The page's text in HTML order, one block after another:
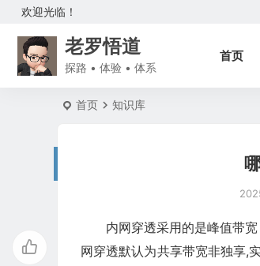
欢迎光临！
老罗悟道
探路 • 体验 • 体系
首页
首页 知识库
内网穿透采用的是峰值带
网穿透默认为共享带宽非独享,